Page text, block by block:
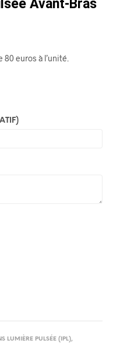
Avant-Bras
euros à l’unité.
LUMIÈRE PULSÉE (IPL),